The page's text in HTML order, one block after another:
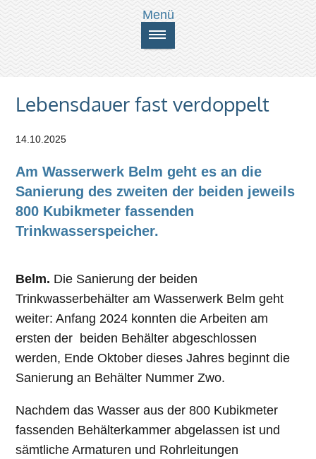
Lebensdauer fast verdoppelt
14.10.2025
Am Wasserwerk Belm geht es an die
Sanierung des zweiten der beiden jeweils
800 Kubikmeter fassenden
Trinkwasserspeicher.
Belm. Die Sanierung der beiden
Trinkwasserbehälter am Wasserwerk Belm geht
weiter: Anfang 2024 konnten die Arbeiten am
ersten der beiden Behälter abgeschlossen
werden, Ende Oktober dieses Jahres beginnt die
Sanierung an Behälter Nummer Zwo.
Nachdem das Wasser aus der 800 Kubikmeter
fassenden Behälterkammer abgelassen ist und
sämtliche Armaturen und Rohrleitungen